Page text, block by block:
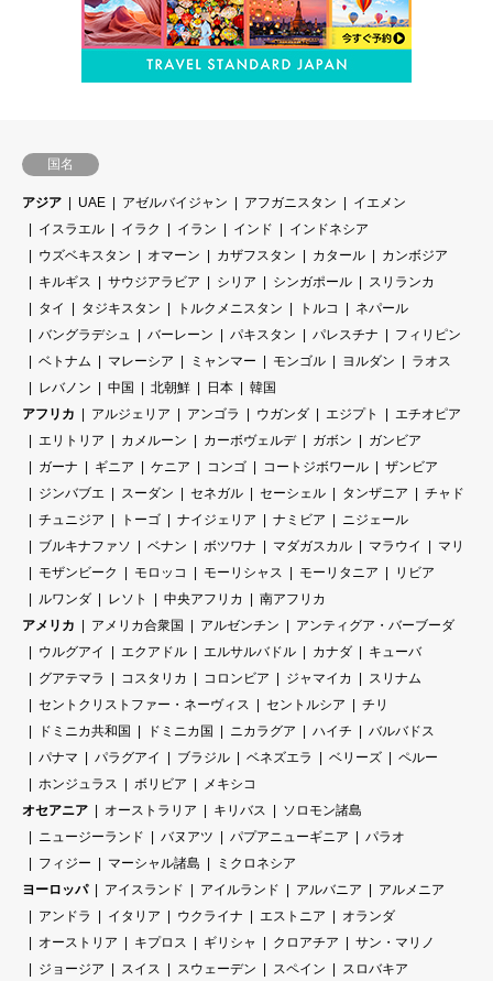
国名
アジア UAE アゼルバイジャン アフガニスタン
イエメン
イスラエル
イラク イラン インド
インドネシア
ウズベキスタン
オマーン カザフスタン カタール
カンボジア
キルギス
サウジアラビア シリア シンガポール
スリランカ
タイ
タジキスタン トルクメニスタン トルコ
ネパール
バングラデシュ
バーレーン パキスタン パレスチナ
フィリピン
ベトナム
マレーシア ミャンマー モンゴル ヨルダン
ラオス
レバノン
中国 北朝鮮 日本
韓国
アフリカ
アルジェリア アンゴラ ウガンダ エジプト
エチオピア
エリトリア
カメルーン カーボヴェルデ ガボン
ガンビア
ガーナ
ギニア ケニア コンゴ コートジボワール
ザンビア
ジンバブエ
スーダン セネガル セーシェル タンザニア
チャド
チュニジア
トーゴ ナイジェリア ナミビア
ニジェール
ブルキナファソ
ベナン ボツワナ マダガスカル マラウイ
マリ
モザンビーク
モロッコ モーリシャス モーリタニア
リビア
ルワンダ
レソト 中央アフリカ
南アフリカ
アメリカ
アメリカ合衆国 アルゼンチン
アンティグア・バーブーダ
ウルグアイ
エクアドル エルサルバドル カナダ
キューバ
グアテマラ
コスタリカ コロンビア ジャマイカ
スリナム
セントクリストファー・ネーヴィス
セントルシア
チリ
ドミニカ共和国
ドミニカ国 ニカラグア ハイチ
バルバドス
パナマ
パラグアイ ブラジル ベネズエラ ベリーズ
ペルー
ホンジュラス
ボリビア
メキシコ
オセアニア
オーストラリア キリバス
ソロモン諸島
ニュージーランド
バヌアツ パプアニューギニア
パラオ
フィジー
マーシャル諸島
ミクロネシア
ヨーロッパ
アイスランド アイルランド アルバニア
アルメニア
アンドラ
イタリア ウクライナ エストニア
オランダ
オーストリア
キプロス ギリシャ クロアチア
サン・マリノ
ジョージア
スイス スウェーデン スペイン スロバキア